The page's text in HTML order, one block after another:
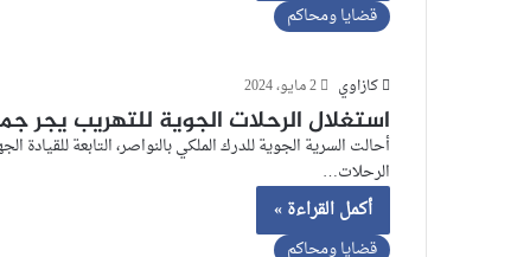
قضايا ومحاكم
كازاوي 2 مايو، 2024
استغلال الرحلات الجوية للتهريب يجر
أحالت السرية الجوية للدرك الملكي بالنواصر، التابعة
الرحلات…
أكمل القراءة »
قضايا ومحاكم